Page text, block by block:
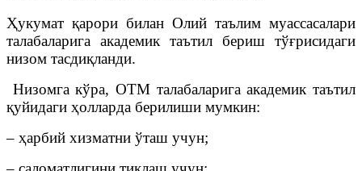
Ҳукумат қарори билан Олий таълим муассасалари
талабаларига академик таътил бериш тўғрисидаги
низом тасдиқланди.
Низомга кўра, ОТМ талабаларига академик таътил
қуйидаги ҳолларда берилиши мумкин:
– ҳарбий хизматни ўташ учун;